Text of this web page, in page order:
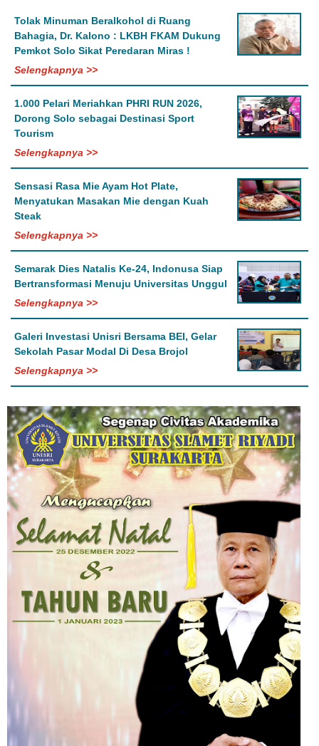
Tolak Minuman Beralkohol di Ruang
Bahagia, Dr. Kalono : LKBH FKAM Dukung
Pemkot Solo Sikat Peredaran Miras !
Selengkapnya >>
1.000 Pelari Meriahkan PHRI RUN 2026,
Dorong Solo sebagai Destinasi Sport
Tourism
Selengkapnya >>
Sensasi Rasa Mie Ayam Hot Plate,
Menyatukan Masakan Mie dengan Kuah
Steak
Selengkapnya >>
Semarak Dies Natalis Ke-24, Indonusa Siap
Bertransformasi Menuju Universitas Unggul
Selengkapnya >>
Galeri Investasi Unisri Bersama BEI, Gelar
Sekolah Pasar Modal Di Desa Brojol
Selengkapnya >>